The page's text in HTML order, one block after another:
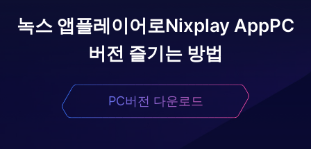
녹스 앱플레이어로Nixplay AppPC
버전 즐기는 방법
PC버전 다운로드